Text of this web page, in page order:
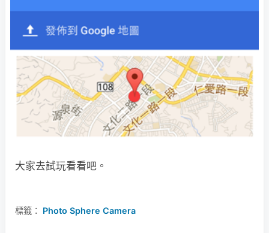
大家去試玩看看吧。
標籤： Photo Sphere Camera